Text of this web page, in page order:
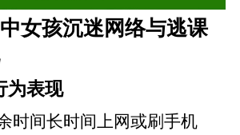
女孩沉迷网络与逃课
为表现
时间长时间上网或刷手机